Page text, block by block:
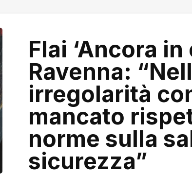
Flai ‘Ancora in
Ravenna:
irregolarità
mancato
norme sulla
sicurezza”